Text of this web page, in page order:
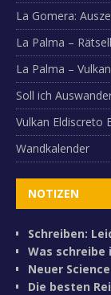
La Gomera:
La Palma –
La Palma –
Soll ich
Vulkan Eldiscreto
Wandkalender
NOTIZEN
Schreiben:
Was schreibe
Neuer
Die besten